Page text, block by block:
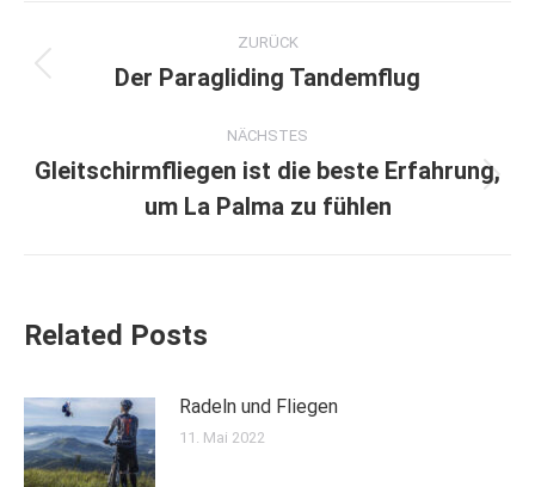
Kommentarnavigation
ZURÜCK
Vorheriger
Der Paragliding Tandemflug
NÄCHSTES
Beitrag:
Gleitschirmfliegen ist die beste Erfahrung,
um La Palma zu fühlen
Related Posts
Radeln und Fliegen
11. Mai 2022